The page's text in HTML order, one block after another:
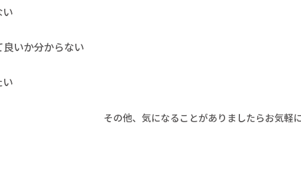
いか分からない
その他、気になることがありましたらお気軽